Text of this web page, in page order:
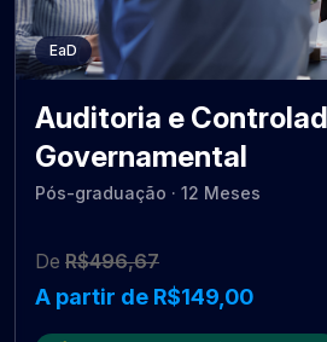
EaD
Auditoria e
Governamental
Pós-graduação · 12 Meses
De R$496,67
A partir de R$149,00